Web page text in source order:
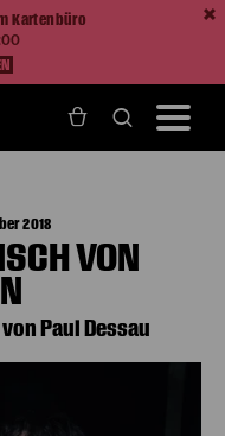
Kartenbüro
2018
VON
Paul Dessau